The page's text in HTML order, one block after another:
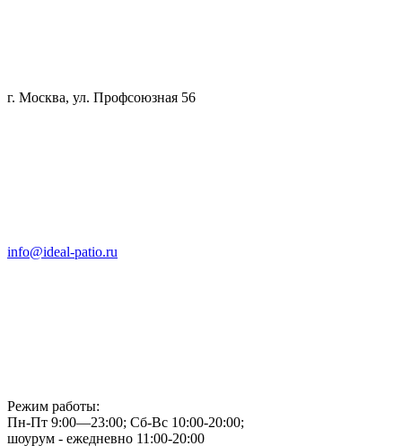
г. Москва, ул. Профсоюзная 56
info@ideal-patio.ru
Режим работы:
Пн-Пт 9:00—23:00; Сб-Вс 10:00-20:00;
шоурум - ежедневно 11:00-20:00